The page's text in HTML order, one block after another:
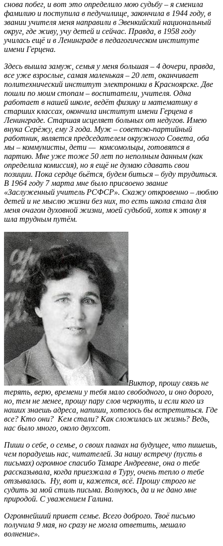
снова побег, и вот это определило мою судьбу – я сменила
фамилию и поступила в педучилище, закончила в 1944 году, в
звании учителя меня направили в Эвенкийский национальный
округ, где живу, учу детей и сейчас. Правда, в 1958 году
училась ещё и в Ленинграде в педагогическом институте
имени Герцена.
Здесь вышла замуж, семья у меня большая – 4 дочери, правда,
все уже взрослые, самая маленькая – 20 лет, оканчивает
политехнический институт электроники в Красноярске. Две
пошли по моим стопам – воспитатели, учителя. Одна
работает в нашей школе, ведёт физику и математику в
старших классах, окончила институт имени Герцена в
Ленинграде. Старшая исцеляет больных от недугов. Имею
внука Серёжу, ему 3 года. Муж – советско-партийный
работник, является председателем окружного Совета, оба
мы – коммунисты, дети — комсомольцы, готовятся в
партию. Мне уже тоже 50 лет по неполным данным (как
определила комиссия), но я ещё не думаю сдавать свои
позиции. Пока сердце бьётся, будем биться – буду трудиться.
В 1964 году 7 марта мне было присвоено звание
«Заслуженный учитель РСФСР». Скажу откровенно – люблю
детей и не мыслю жизни без них, то есть школа стала для
меня очагом духовной жизни, моей судьбой, хотя к этому я
шла трудным путём.
Виктор, прошу связь не
терять, верю, времени у тебя мало свободного, и оно дорого,
но, тем не менее, прошу пару слов черкнуть, и если кого из
наших знаешь адреса, напиши, хотелось бы встретиться. Где
все? Кто они? Кем стали? Как сложилась их жизнь? Ведь,
нас было много, около двухсот.
Пиши о себе, о семье, о своих планах на будущее, что пишешь,
чем порадуешь нас, читателей. За нашу встречу (пусть в
письмах) огромное спасибо Тамаре Андреевне, она о тебе
рассказывала, когда приезжала в Туру, очень тепло о тебе
отзывалась. Ну, вот и, кажется, всё. Прошу строго не
судить за мой стиль письма. Волнуюсь, да и не дано мне
природой. С уважением Галина.
Огромнейший привет семье. Всего доброго. Твоё письмо
получила 9 мая, но сразу не могла ответить, мешало
волнение».